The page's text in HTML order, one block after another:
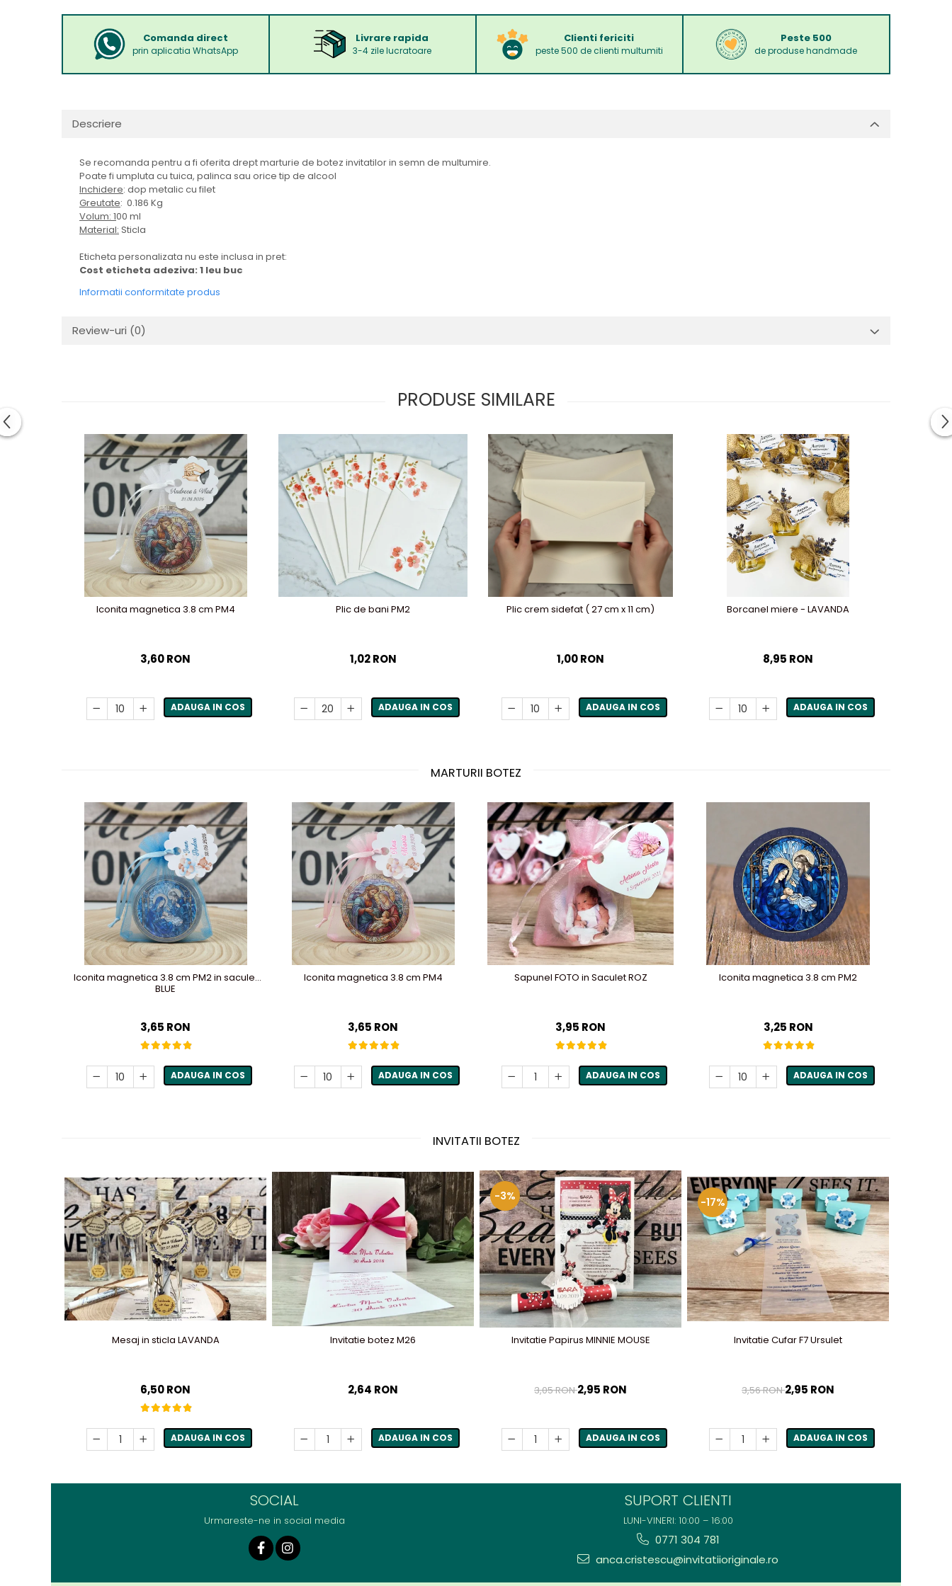
Comanda direct
prin aplicatia WhatsApp
Livrare rapida
3-4 zile lucratoare
Clienti fericiti
peste 500 de clienti multumiti
Peste 500
de produse handmade
Descriere
Se recomanda pentru a fi oferita drept marturie de botez invitatilor in semn de multumire.
Poate fi umpluta cu tuica, palinca sau orice tip de alcool
Inchidere: dop metalic cu filet
Greutate: 0.186 Kg
Volum: 100 ml
Material: Sticla
Eticheta personalizata nu este inclusa in pret:
Cost eticheta adeziva: 1 leu buc
Informatii conformitate produs
Review-uri (0)
PRODUSE SIMILARE
Iconita magnetica 3.8 cm PM4
3,60 RON
ADAUGA IN COS
Plic de bani PM2
1,02 RON
ADAUGA IN COS
Plic crem sidefat ( 27 cm x 11 cm)
1,00 RON
ADAUGA IN COS
Borcanel miere - LAVANDA
8,95 RON
ADAUGA IN COS
MARTURII BOTEZ
Iconita magnetica 3.8 cm PM2 in saculet
BLUE
3,65 RON
ADAUGA IN COS
Iconita magnetica 3.8 cm PM4
3,65 RON
ADAUGA IN COS
Sapunel FOTO in Saculet ROZ
3,95 RON
ADAUGA IN COS
Iconita magnetica 3.8 cm PM2
3,25 RON
ADAUGA IN COS
INVITATII BOTEZ
Mesaj in sticla LAVANDA
6,50 RON
ADAUGA IN COS
Invitatie botez M26
2,64 RON
ADAUGA IN COS
-3%
Invitatie Papirus MINNIE MOUSE
3,05 RON2,95 RON
ADAUGA IN COS
-17%
Invitatie Cufar F7 Ursulet
3,56 RON2,95 RON
ADAUGA IN COS
SOCIAL
Urmareste-ne in social media
SUPORT CLIENTI
LUNI-VINERI: 10:00 – 16:00
0771 304 781
anca.cristescu@invitatiioriginale.ro